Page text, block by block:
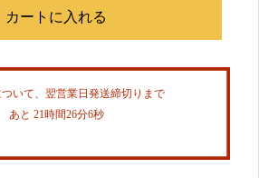
いて、翌営業日発送締切りまで
あと 21時間26分5秒